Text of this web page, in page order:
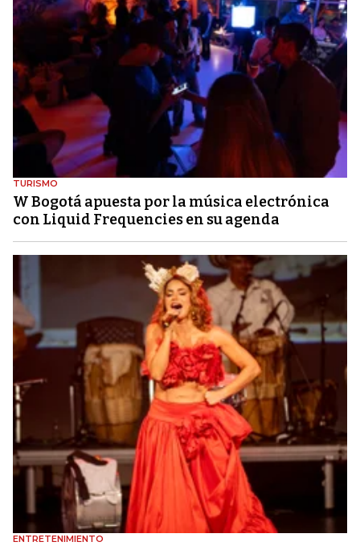
TURISMO
W Bogotá apuesta por la música electrónica
con Liquid Frequencies en su agenda
ENTRETENIMIENTO